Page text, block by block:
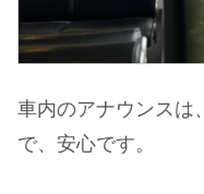
車内のアナウンスは、
で、安心です。